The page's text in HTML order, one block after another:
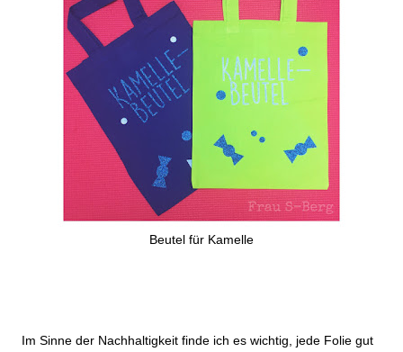
Beutel für Kamelle
Im Sinne der Nachhaltigkeit finde ich es wichtig, jede Folie gut